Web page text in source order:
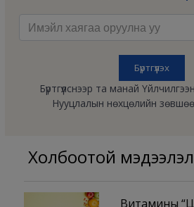
Бүртгүүлснээр та манай
Нууцлалын нөхцөлийн
Холбоотой мэдээлэл
Витамины